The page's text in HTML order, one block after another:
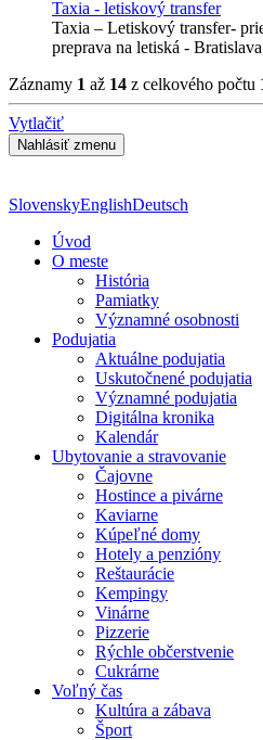
Taxia - letiskový transfer
Taxia – Letiskový transfer-
preprava na letiská -
Záznamy 1 až 14 z celkového počtu
Vytlačiť
SlovenskyEnglishDeutsch
Úvod
O meste
História
Pamiatky
Významné osobnosti
Podujatia
Aktuálne podujatia
Uskutočnené podujatia
Významné podujatia
Digitálna kronika
Kalendár
Ubytovanie a stravovanie
Čajovne
Hostince a pivárne
Kaviarne
Kúpeľné domy
Hotely a penzióny
Reštaurácie
Kempingy
Vinárne
Pizzerie
Rýchle občerstvenie
Cukrárne
Voľný čas
Kultúra a zábava
Šport